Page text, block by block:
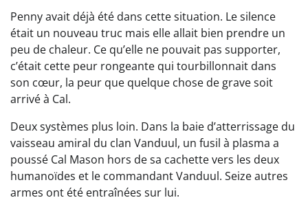
Penny avait déjà été dans cette situation. Le silence
était un nouveau truc mais elle allait bien prendre un
peu de chaleur. Ce qu’elle ne pouvait pas supporter,
c’était cette peur rongeante qui tourbillonnait dans
son cœur, la peur que quelque chose de grave soit
arrivé à Cal.
Deux systèmes plus loin. Dans la baie d’atterrissage du
vaisseau amiral du clan Vanduul, un fusil à plasma a
poussé Cal Mason hors de sa cachette vers les deux
humanoïdes et le commandant Vanduul. Seize autres
armes ont été entraînées sur lui.